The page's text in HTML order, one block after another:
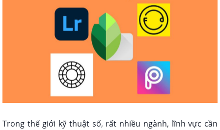
Trong thế giới kỹ thuật số, rất nhiều ngành, lĩnh vực cần